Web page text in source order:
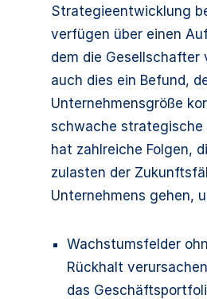
Strategieentwicklung
verfügen über einen
dem die Gesellschafter
auch dies ein Befund,
Unternehmensgröße
schwache strategische
hat zahlreiche Folgen,
zulasten der
Unternehmens gehen,
Wachstumsfelder
Rückhalt
das